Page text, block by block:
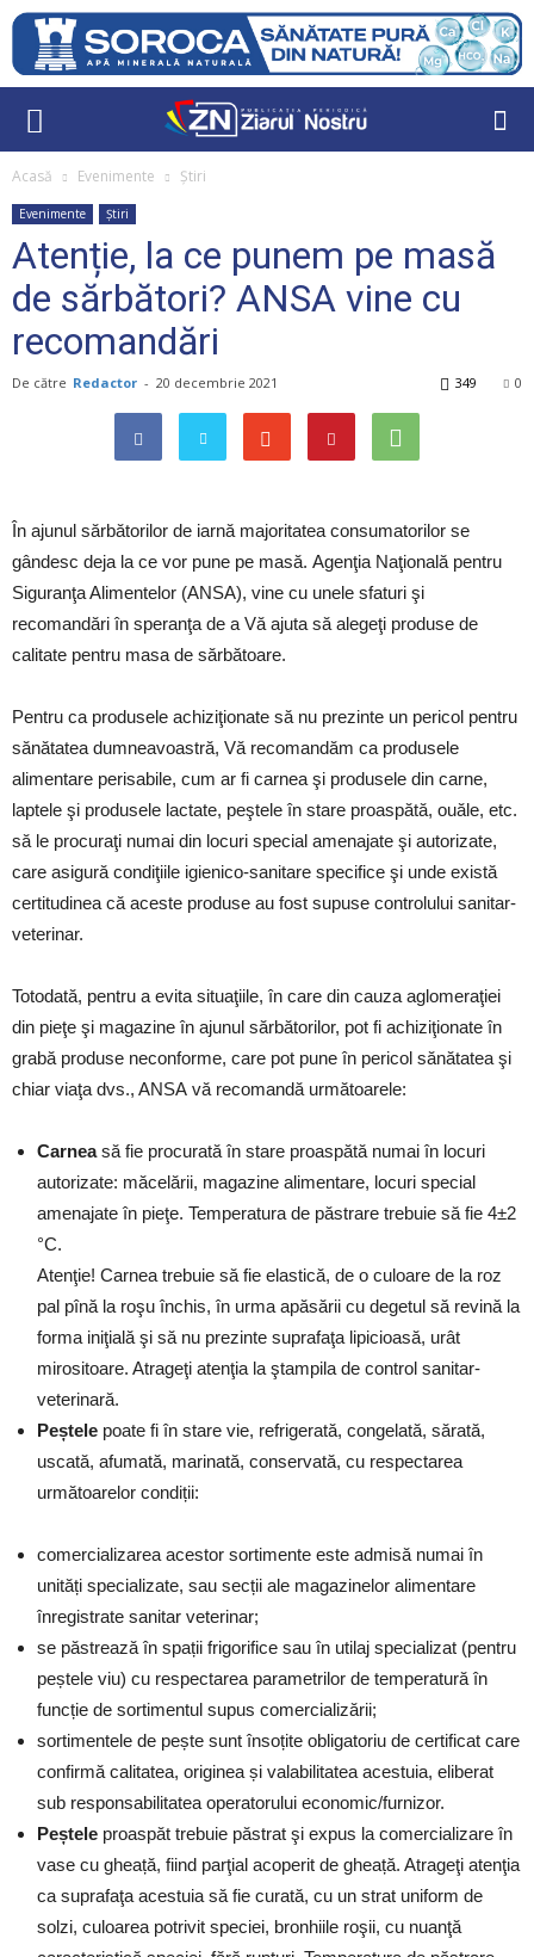
Acasă Evenimente Știri
Evenimente Știri
Atenție, la ce punem pe masă
de sărbători? ANSA vine cu
recomandări
De către Redactor - 20 decembrie 2021 0
349
În ajunul sărbătorilor de iarnă majoritatea consumatorilor se
gândesc deja la ce vor pune pe masă. Agenţia Naţională pentru
Siguranţa Alimentelor (ANSA), vine cu unele sfaturi şi
recomandări în speranţa de a Vă ajuta să alegeţi produse de
calitate pentru masa de sărbătoare.
Pentru ca produsele achiziţionate să nu prezinte un pericol pentru
sănătatea dumneavoastră, Vă recomandăm ca produsele
alimentare perisabile, cum ar fi carnea şi produsele din carne,
laptele şi produsele lactate, peştele în stare proaspătă, ouăle, etc.
să le procuraţi numai din locuri special amenajate şi autorizate,
care asigură condiţiile igienico-sanitare specifice şi unde există
certitudinea că aceste produse au fost supuse controlului sanitar-
veterinar.
Totodată, pentru a evita situaţiile, în care din cauza aglomeraţiei
din pieţe şi magazine în ajunul sărbătorilor, pot fi achiziţionate în
grabă produse neconforme, care pot pune în pericol sănătatea şi
chiar viaţa dvs., ANSA vă recomandă următoarele:
Carneasă fie procurată în stare proaspătă numai în locuri
autorizate: măcelării, magazine alimentare, locuri special
amenajate în pieţe. Temperatura de păstrare trebuie să fie 4±2
°C.
Atenţie! Carnea trebuie să fie elastică, de o culoare de la roz
pal pînă la roşu închis, în urma apăsării cu degetul să revină la
forma iniţială şi să nu prezinte suprafaţa lipicioasă, urât
mirositoare. Atrageţi atenţia la ştampila de control sanitar-
veterinară.
Peștele poate fi în stare vie, refrigerată, congelată, sărată,
uscată, afumată, marinată, conservată, cu respectarea
următoarelor condiții:
comercializarea acestor sortimente este admisă numai în
unități specializate, sau secții ale magazinelor alimentare
înregistrate sanitar veterinar;
se păstrează în spații frigorifice sau în utilaj specializat (pentru
peștele viu) cu respectarea parametrilor de temperatură în
funcție de sortimentul supus comercializării;
sortimentele de pește sunt însoțite obligatoriu de certificat care
confirmă calitatea, originea și valabilitatea acestuia, eliberat
sub responsabilitatea operatorului economic/furnizor.
Peștele proaspăt trebuie păstrat şi expus la comercializare în
vase cu gheață, fiind parţial acoperit de gheață. Atrageţi atenţia
ca suprafaţa acestuia să fie curată, cu un strat uniform de
solzi, culoarea potrivit speciei, bronhiile roşii, cu nuanţă